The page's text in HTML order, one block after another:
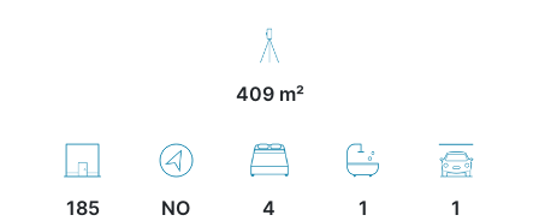
409 m²
185
NO 4 1 1